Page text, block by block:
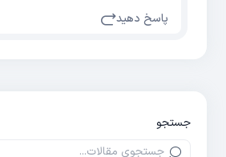
پاسخ دهید
جستجو